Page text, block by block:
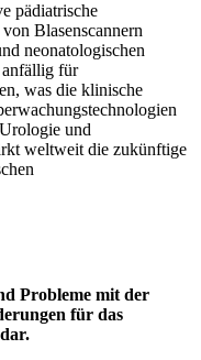
pädiatrische
Blasenscannern
neonatologischen
anfällig für
was die klinische
und
weltweit die zukünftige
Probleme mit der
für das